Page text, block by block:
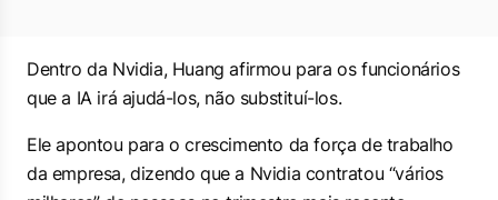
Dentro da Nvidia, Huang afirmou para os funcionários
que a IA irá ajudá-los, não substituí-los.
Ele apontou para o crescimento da força de trabalho
da empresa, dizendo que a Nvidia contratou “vários